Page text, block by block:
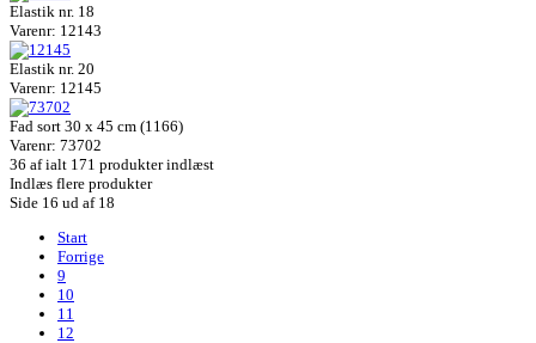
Elastik nr. 18
Varenr: 12143
Elastik nr. 20
Varenr: 12145
Fad sort 30 x 45 cm (1166)
Varenr: 73702
36 af ialt 171 produkter indlæst
Indlæs flere produkter
Side 16 ud af 18
Start
Forrige
9
10
11
12